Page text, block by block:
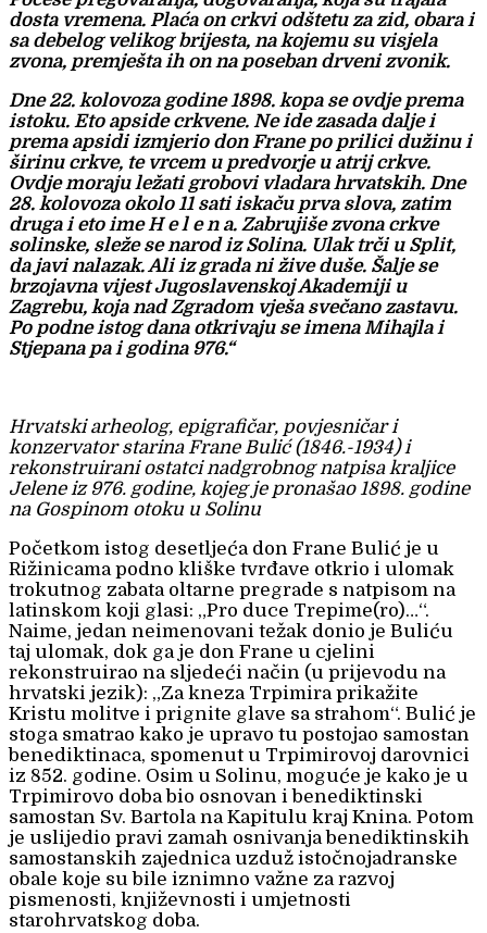
dosta vremena. Plaća on crkvi odštetu za zid, obara i
sa debelog velikog brijesta, na kojemu su visjela
zvona, premješta ih on na poseban drveni zvonik.
Dne 22. kolovoza godine 1898. kopa se ovdje prema
istoku. Eto apside crkvene. Ne ide zasada dalje i
prema apsidi izmjerio don Frane po prilici dužinu i
širinu crkve, te vrcem u predvorje u atrij crkve.
Ovdje moraju ležati grobovi vladara hrvatskih. Dne
28. kolovoza okolo 11 sati iskaču prva slova, zatim
druga i eto ime H e l e n a. Zabrujiše zvona crkve
solinske, sleže se narod iz Solina. Ulak trči u Split,
da javi nalazak. Ali iz grada ni žive duše. Šalje se
brzojavna vijest Jugoslavenskoj Akademiji u
Zagrebu, koja nad Zgradom vješa svečano zastavu.
Po podne istog dana otkrivaju se imena Mihajla i
Stjepana pa i godina 976.“
Hrvatski arheolog, epigrafičar, povjesničar i
konzervator starina Frane Bulić (1846.-1934) i
rekonstruirani ostatci nadgrobnog natpisa kraljice
Jelene iz 976. godine, kojeg je pronašao 1898. godine
na Gospinom otoku u Solinu
Početkom istog desetljeća don Frane Bulić je u
Rižinicama podno kliške tvrđave otkrio i ulomak
trokutnog zabata oltarne pregrade s natpisom na
latinskom koji glasi: „Pro duce Trepime(ro)…“.
Naime, jedan neimenovani težak donio je Buliću
taj ulomak, dok ga je don Frane u cjelini
rekonstruirao na sljedeći način (u prijevodu na
hrvatski jezik): „Za kneza Trpimira prikažite
Kristu molitve i prignite glave sa strahom“. Bulić je
stoga smatrao kako je upravo tu postojao samostan
benediktinaca, spomenut u Trpimirovoj darovnici
iz 852. godine. Osim u Solinu, moguće je kako je u
Trpimirovo doba bio osnovan i benediktinski
samostan Sv. Bartola na Kapitulu kraj Knina. Potom
je uslijedio pravi zamah osnivanja benediktinskih
samostanskih zajednica uzduž istočnojadranske
obale koje su bile iznimno važne za razvoj
pismenosti, književnosti i umjetnosti
starohrvatskog doba.